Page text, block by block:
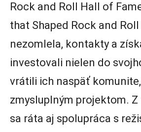
Rock and Roll Hall of
that Shaped Rock and
nezomlela, kontakty a
investovali nielen do
vrátili ich naspäť
zmysluplným projektom.
sa ráta aj spolupráca s